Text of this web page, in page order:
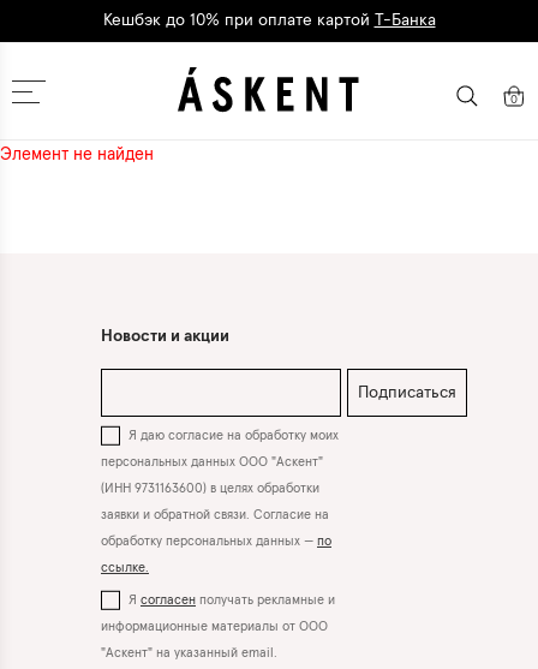
Кешбэк до 10% при оплате картой Т-Банка
Москва 0
Элемент не найден
Новости и акции
Подписаться
Я даю согласие на обработку моих
персональных данных ООО "Аскент"
(ИНН 9731163600) в целях обработки
заявки и обратной связи. Согласие на
обработку персональных данных — по
ссылке.
Я согласен получать рекламные и
информационные материалы от ООО
"Аскент" на указанный email.